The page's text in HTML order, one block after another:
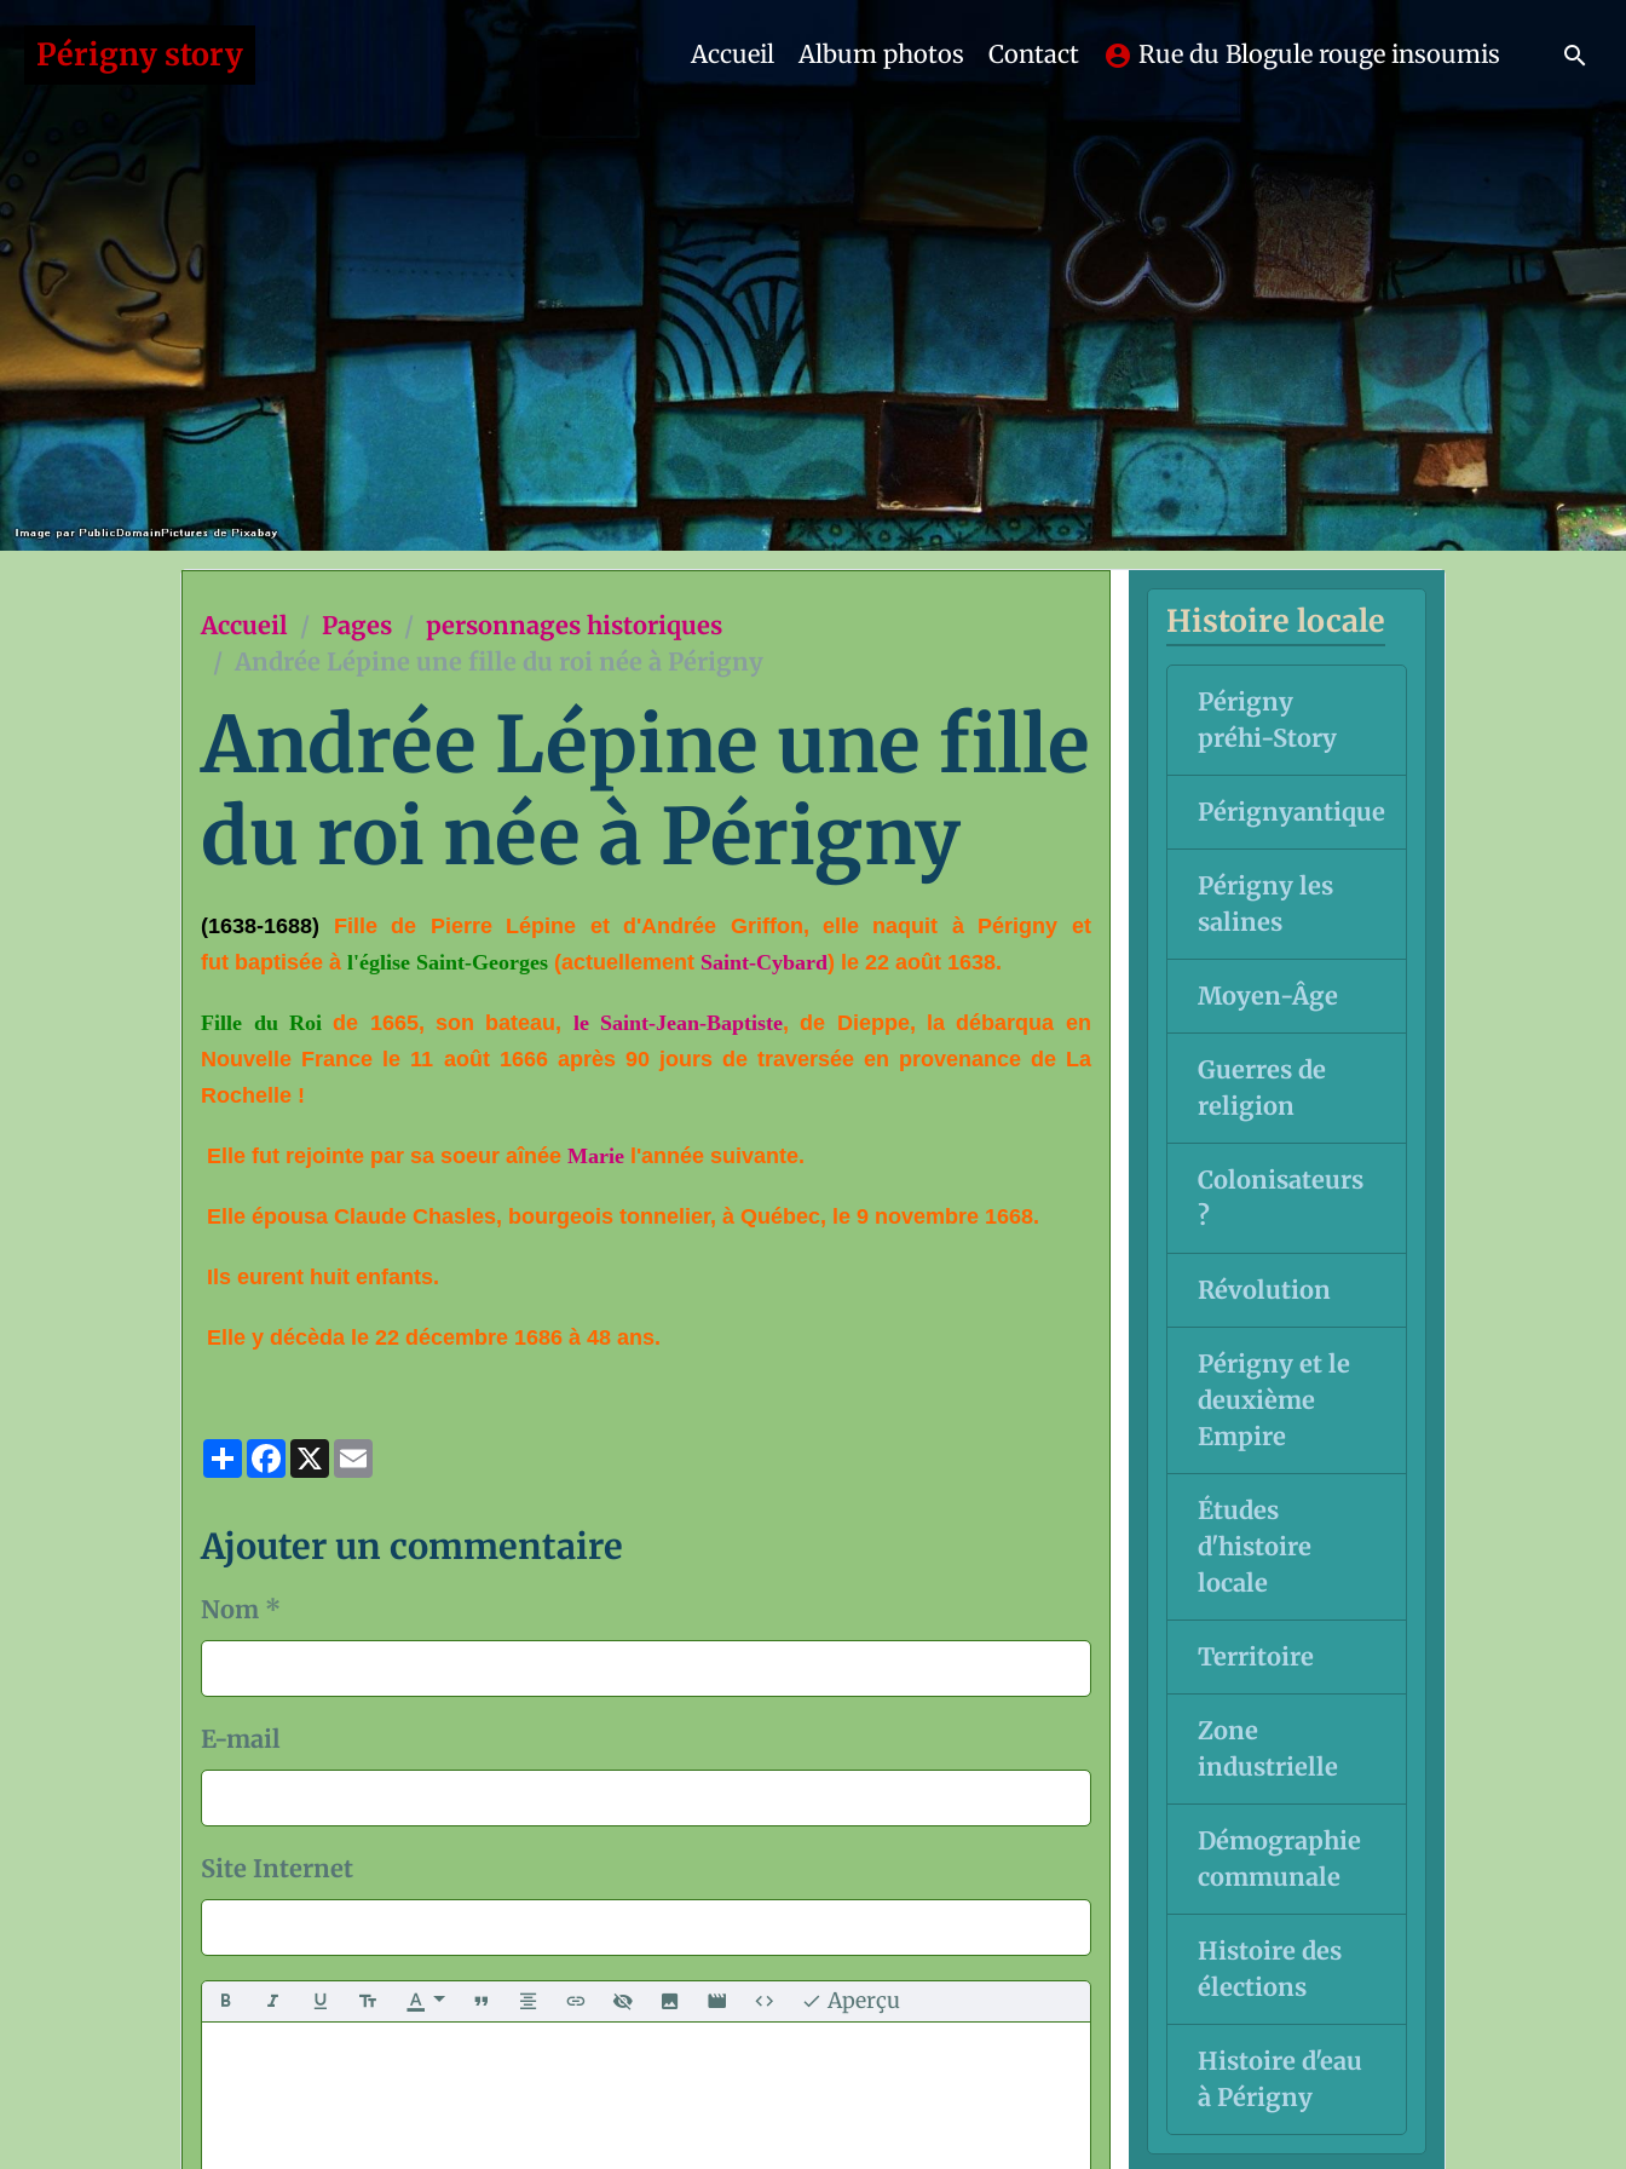
Périgny story Accueil Album photos Contact Rue du Blogule rouge insoumis
Accueil Pages
personnages historiques
Andrée Lépine une fille du roi née à Périgny
Andrée Lépine une fille
du roi née à Périgny
(1638-1688) Fille de Pierre Lépine et d'Andrée Griffon, elle naquit à Périgny et
fut baptisée àl'église Saint-Georges (actuellement Saint-Cybard) le 22 août 1638.
Fille du Roi de 1665, son bateau, le Saint-Jean-Baptiste, de Dieppe, la débarqua en
Nouvelle France le 11 août 1666 après 90 jours de traversée en provenance de La
Rochelle !
Elle fut rejointe par sa soeur aînéeMarie l'année suivante.
Elle épousa Claude Chasles, bourgeois tonnelier, à Québec, le 9 novembre 1668.
Ils eurent huit enfants.
Elle y décèda le 22 décembre 1686 à 48 ans.
Partager
Facebook
X
Ajouter un commentaire
Nom
E-mail
Site Internet
Aperçu
Histoire locale
Périgny
préhi-Story
Pérignyantique
Périgny les
salines
Moyen-Âge
Guerres de
religion
Colonisateurs
?
Révolution
Périgny et le
deuxième
Empire
Études
d'histoire
locale
Territoire
Zone
industrielle
Démographie
communale
Histoire des
élections
Histoire d'eau
à Périgny